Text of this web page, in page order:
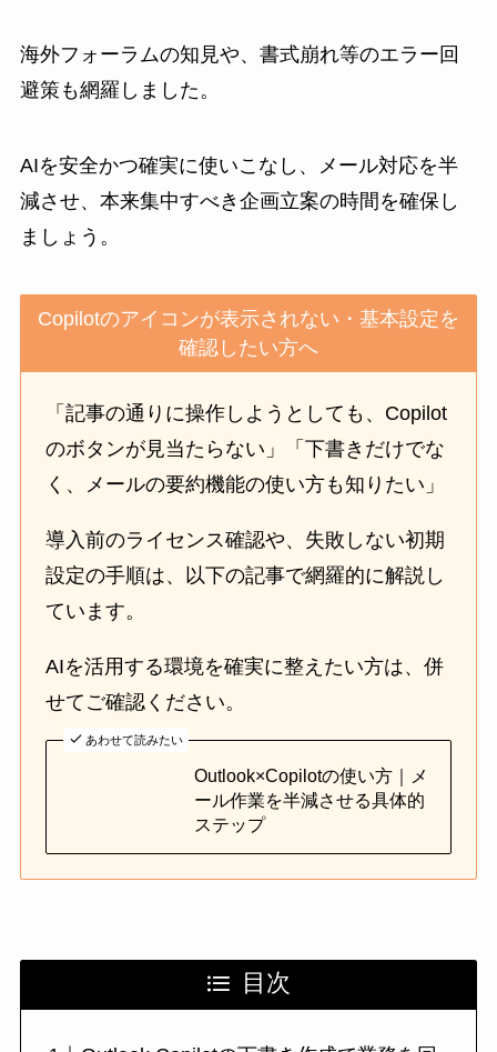
海外フォーラムの知見や、書式崩れ等のエラー回
避策も網羅しました。
AIを安全かつ確実に使いこなし、メール対応を半
減させ、本来集中すべき企画立案の時間を確保し
ましょう。
Copilotのアイコンが表示されない・基本設定を
確認したい方へ
「記事の通りに操作しようとしても、Copilot
のボタンが見当たらない」「下書きだけでな
く、メールの要約機能の使い方も知りたい」
導入前のライセンス確認や、失敗しない初期
設定の手順は、以下の記事で網羅的に解説し
ています。
AIを活用する環境を確実に整えたい方は、併
せてご確認ください。
あわせて読みたい
Outlook×Copilotの使い方｜メ
ール作業を半減させる具体的
ステップ
目次